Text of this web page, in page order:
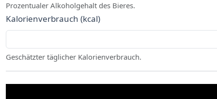
Prozentualer Alkoholgehalt des Bieres.
Kalorienverbrauch (kcal)
Geschätzter täglicher Kalorienverbrauch.